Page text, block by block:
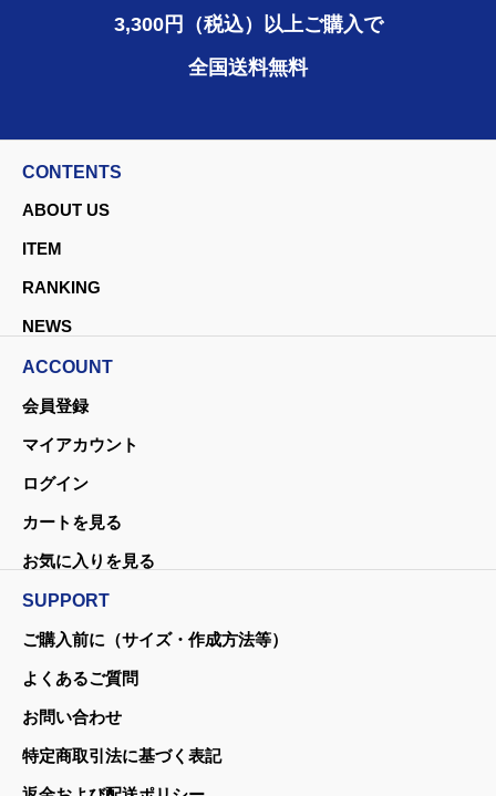
3,300円（税込）以上ご購入で
全国送料無料
CONTENTS
ABOUT US
ITEM
RANKING
NEWS
ACCOUNT
会員登録
マイアカウント
ログイン
カートを見る
お気に入りを見る
SUPPORT
ご購入前に（サイズ・作成方法等）
よくあるご質問
お問い合わせ
特定商取引法に基づく表記